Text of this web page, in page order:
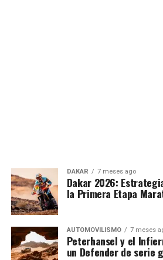
DAKAR 7 meses ago
Dakar 2026:
la Primera Etapa
AUTOMOVILISMO 7 meses
Peterhansel y el
un Defender de serie